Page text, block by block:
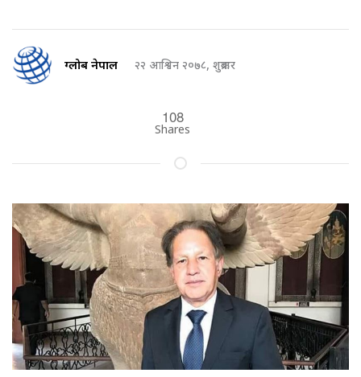
ग्लोब नेपाल २२ आश्विन २०७८, शुक्रबार
108
Shares